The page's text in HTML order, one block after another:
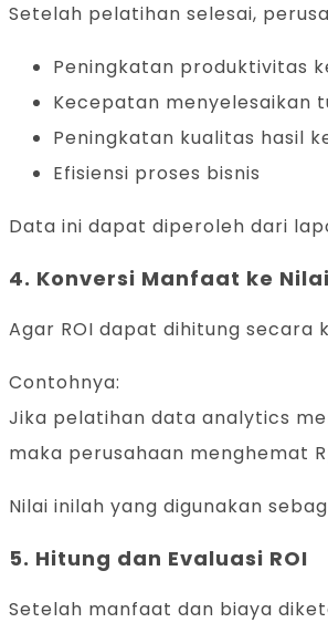
Setelah pelatihan selesai,
Peningkatan produktivitas
Kecepatan menyelesaikan
Peningkatan kualitas hasil
Efisiensi proses bisnis
Data ini dapat diperoleh dari
4. Konversi Manfaat ke
Agar ROI dapat dihitung secara
Contohnya:
Jika pelatihan data analytics
maka perusahaan menghemat
Nilai inilah yang digunakan
5. Hitung dan Evaluasi ROI
Setelah manfaat dan biaya